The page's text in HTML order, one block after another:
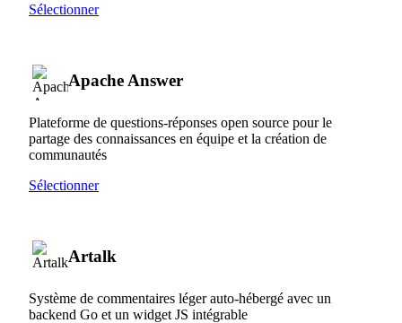
Sélectionner
Apache Answer
Plateforme de questions-réponses open source pour le
partage des connaissances en équipe et la création de
communautés
Sélectionner
Artalk
Système de commentaires léger auto-hébergé avec un
backend Go et un widget JS intégrable